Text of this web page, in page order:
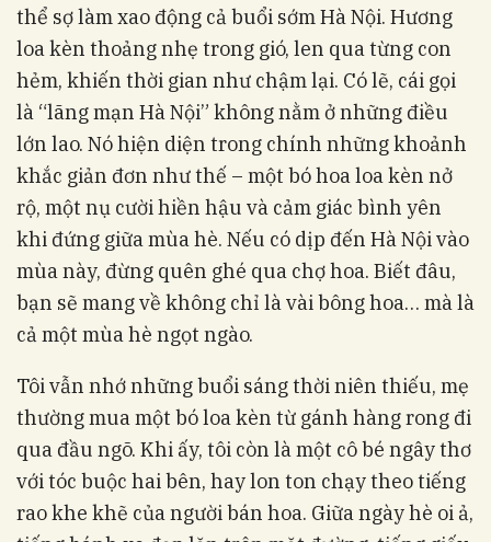
thể sợ làm xao động cả buổi sớm Hà Nội. Hương
loa kèn thoảng nhẹ trong gió, len qua từng con
hẻm, khiến thời gian như chậm lại. Có lẽ, cái gọi
là “lãng mạn Hà Nội” không nằm ở những điều
lớn lao. Nó hiện diện trong chính những khoảnh
khắc giản đơn như thế – một bó hoa loa kèn nở
rộ, một nụ cười hiền hậu và cảm giác bình yên
khi đứng giữa mùa hè. Nếu có dịp đến Hà Nội vào
mùa này, đừng quên ghé qua chợ hoa. Biết đâu,
bạn sẽ mang về không chỉ là vài bông hoa… mà là
cả một mùa hè ngọt ngào.
Tôi vẫn nhớ những buổi sáng thời niên thiếu, mẹ
thường mua một bó loa kèn từ gánh hàng rong đi
qua đầu ngõ. Khi ấy, tôi còn là một cô bé ngây thơ
với tóc buộc hai bên, hay lon ton chạy theo tiếng
rao khe khẽ của người bán hoa. Giữa ngày hè oi ả,